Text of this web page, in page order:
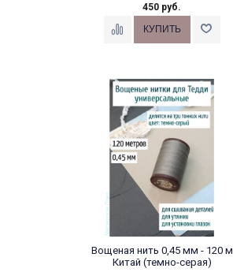
450 руб.
Вощеная нить 0,45 мм - 120 м
Китай (темно-серая)